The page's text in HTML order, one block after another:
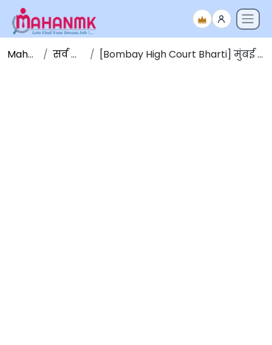
Maha NMK सर्व जाहिराती [Bombay High Court Bharti] मुंबई उच्च न्यायालय भरती 2026